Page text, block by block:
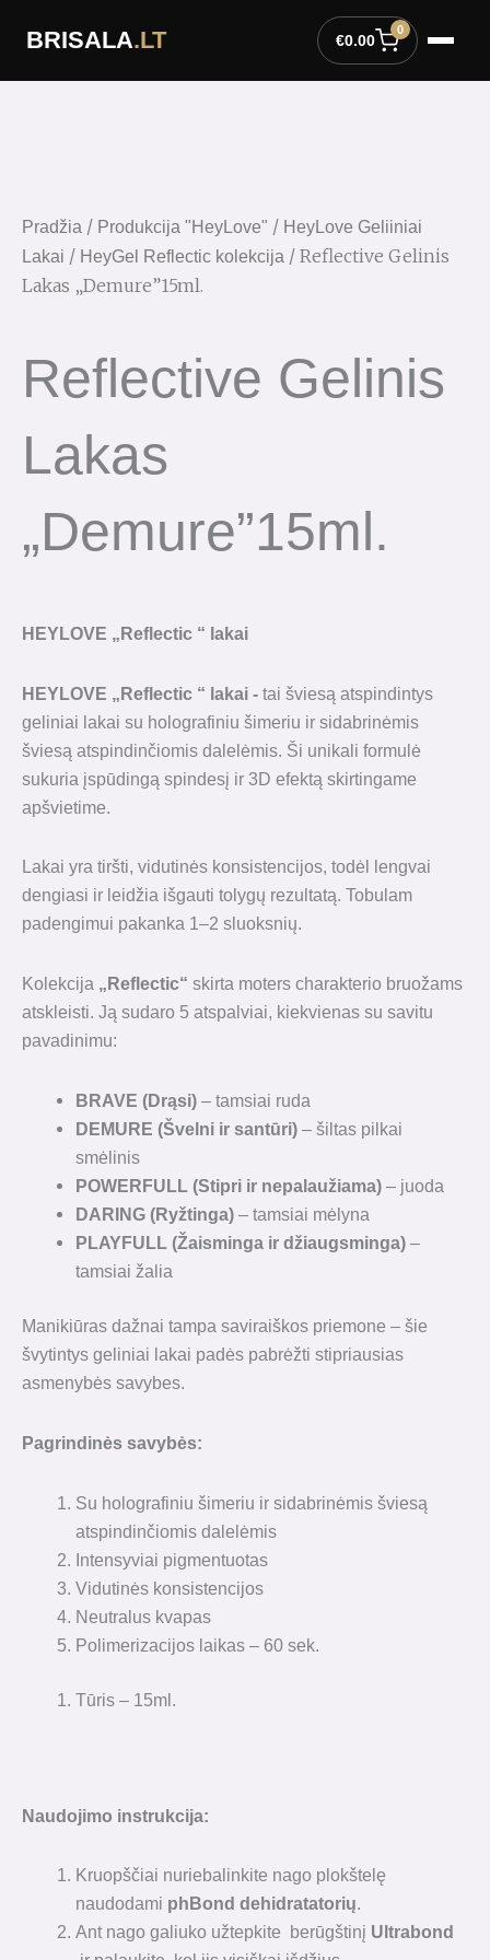
BRISALA.LT €0.00
0
Pradžia / Produkcija "HeyLove" / HeyLove Geliiniai
Lakai / HeyGel Reflectic kolekcija / Reflective Gelinis
Lakas „Demure”15ml.
Reflective Gelinis
Lakas
„Demure”15ml.
HEYLOVE „Reflectic “ lakai
HEYLOVE Reflectic “ lakai - tai šviesą atspindintys
geliniai lakai su holografiniu šimeriu ir sidabrinėmis
šviesą atspindinčiomis dalelėmis. Ši unikali formulė
sukuria įspūdingą spindesį ir 3D efektą skirtingame
apšvietime.
Lakai yra tiršti, vidutinės konsistencijos, todėl lengvai
dengiasi ir leidžia išgauti tolygų rezultatą. Tobulam
padengimui pakanka 1–2 sluoksnių.
Kolekcija „Reflectic“ skirta moters charakterio bruožams
atskleisti. Ją sudaro 5 atspalviai, kiekvienas su savitu
pavadinimu:
BRAVE (Drąsi) – tamsiai ruda
DEMURE (Švelni ir santūri) – šiltas pilkai
smėlinis
POWERFULL (Stipri ir nepalaužiama) – juoda
DARING (Ryžtinga) – tamsiai mėlyna
PLAYFULL (Žaisminga ir džiaugsminga) –
tamsiai žalia
Manikiūras dažnai tampa saviraiškos priemone – šie
švytintys geliniai lakai padės pabrėžti stipriausias
asmenybės savybes.
Pagrindinės savybės:
Su holografiniu šimeriu ir sidabrinėmis šviesą
atspindinčiomis dalelėmis
Intensyviai pigmentuotas
Vidutinės konsistencijos
Neutralus kvapas
Polimerizacijos laikas – 60 sek.
Tūris – 15ml.
Naudojimo instrukcija:
Kruopščiai nuriebalinkite nago plokštelę
naudodami phBond dehidratatorių.
Ant nago galiuko užtepkite berūgštinį Ultrabond